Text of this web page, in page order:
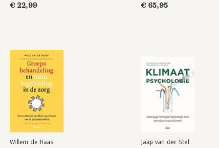
€ 22,99
€ 65,95
Willem de Haas Jaap van der Stel